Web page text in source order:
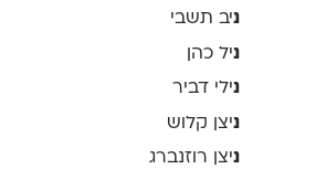
ניב תשבי
ניל כהן
נילי דביר
ניצן קלוש
ניצן רוזנברג